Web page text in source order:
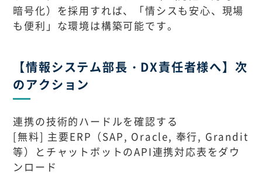
暗号化）を採用すれば、「情シスも安心、現場
も便利」な環境は構築可能です。
【情報システム部長・DX責任者様へ】次
のアクション
連携の技術的ハードルを確認する
[無料] 主要ERP（SAP, Oracle, 奉行, Grandit
等）とチャットボットのAPI連携対応表をダウ
ンロード